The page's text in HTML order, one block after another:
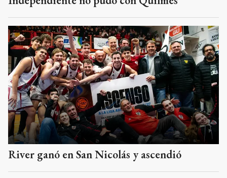
River ganó en San Nicolás y ascendió